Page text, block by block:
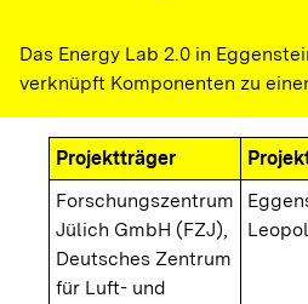
Das Energy Lab 2.0 in
verknüpft Komponenten zu
Projektträger
Forschungszentrum
Jülich GmbH (FZJ),
Deutsches Zentrum
für Luft- und